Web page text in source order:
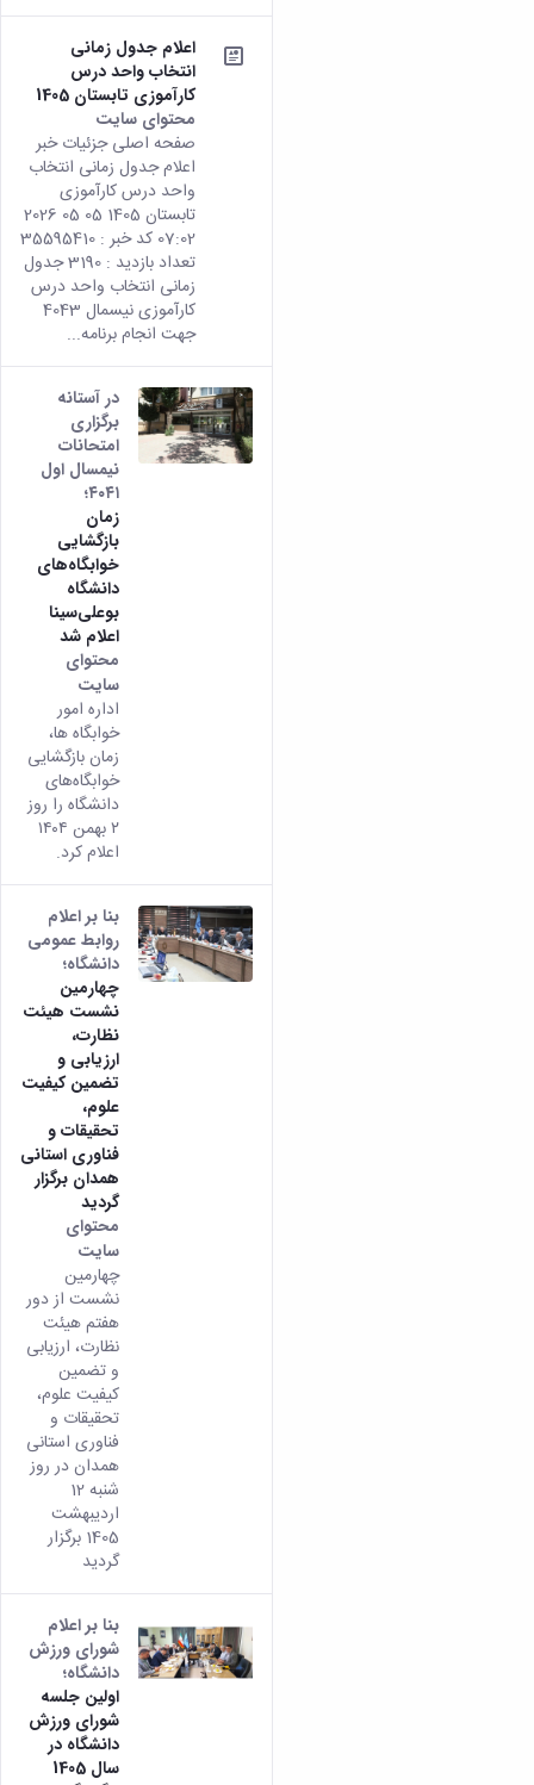
اعلام جدول زمانی
انتخاب واحد درس
کارآموزی تابستان 1405
محتوای سایت
صفحه اصلی جزئیات خبر
اعلام جدول زمانی انتخاب
واحد درس کارآموزی
تابستان 1405 05 05 2026
07:02 کد خبر : 35595410
تعداد بازدید : 3190 جدول
زمانی انتخاب واحد درس
کارآموزی نیسمال 4043
جهت انجام برنامه...
در آستانه
برگزاری
امتحانات
نیمسال اول
۴۰۴۱؛
زمان
بازگشایی
خوابگاه‌های
دانشگاه
بوعلی‌سینا
اعلام شد
محتوای
سایت
اداره امور
خوابگاه ها،
زمان بازگشایی
خوابگاه‌های
دانشگاه را روز
۲ بهمن ۱۴۰۴
اعلام کرد.
بنا بر اعلام
روابط عمومی
دانشگاه؛
چهارمین
نشست هیئت
نظارت،
ارزیابی و
تضمین کیفیت
علوم،
تحقیقات و
فناوری استانی
همدان برگزار
گردید
محتوای
سایت
چهارمین
نشست از دور
هفتم هیئت
نظارت، ارزیابی
و تضمین
کیفیت علوم،
تحقیقات و
فناوری استانی
همدان در روز
شنبه 12
اردیبهشت
1405 برگزار
گردید
بنا بر اعلام
شورای ورزش
دانشگاه؛
اولین جلسه
شورای ورزش
دانشگاه در
سال 1405